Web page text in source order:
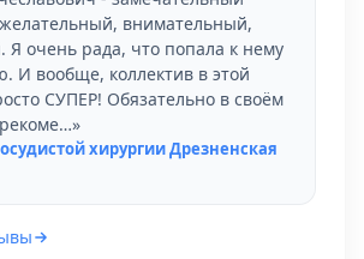
внимательный,
Я очень рада, что попала к нему
И вообще, коллектив в этой
СУПЕР! Обязательно в своём
хирургии Дрезненская